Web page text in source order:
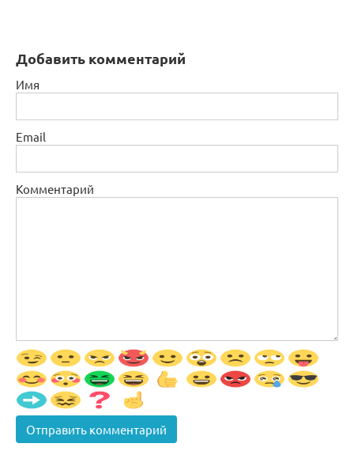
Добавить комментарий
Имя
Email
Комментарий